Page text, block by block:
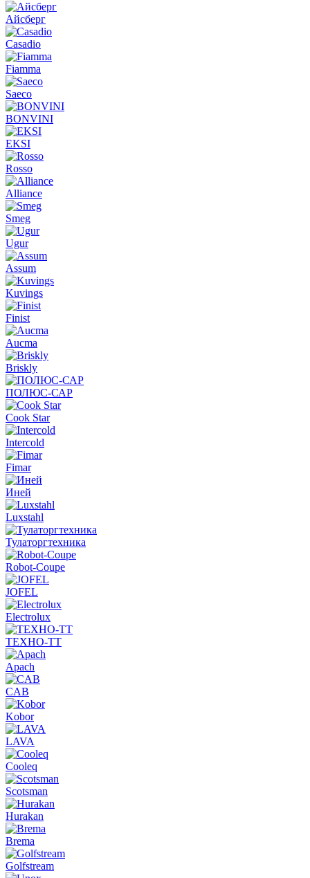
Айсберг
Casadio
Fiamma
Saeco
BONVINI
EKSI
Rosso
Alliance
Smeg
Ugur
Assum
Kuvings
Finist
Aucma
Briskly
ПОЛЮС-САР
Cook Star
Intercold
Fimar
Иней
Luxstahl
Тулаторгтехника
Robot-Coupe
JOFEL
Electrolux
ТЕХНО-ТТ
Apach
CAB
Kobor
LAVA
Cooleq
Scotsman
Hurakan
Brema
Golfstream